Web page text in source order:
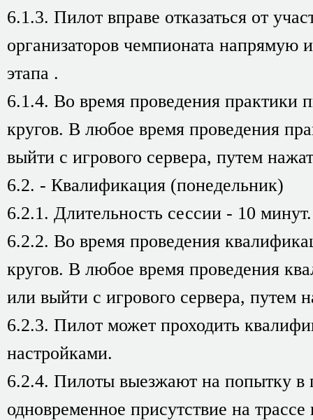
6.1.3. Пилот вправе отказаться от
организаторов чемпионата напрямую
этапа .
6.1.4. Во время проведения практики
кругов. В любое время проведения
выйти с игрового сервера, путем
6.2. - Квалификация (понедельник)
6.2.1. Длительность сессии - 10 минут.
6.2.2. Во время проведения
кругов. В любое время проведения
или выйти с игрового сервера, путем
6.2.3. Пилот может проходить
настройками.
6.2.4. Пилоты выезжают на попытку в
одновременное присутствие на трассе